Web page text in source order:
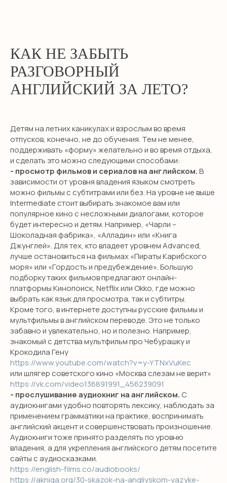
КАК НЕ ЗАБЫТЬ
РАЗГОВОРНЫЙ
АНГЛИЙСКИЙ ЗА ЛЕТО?
Детям на летних каникулах и взрослым во время
отпусков, конечно, не до обучения. Тем не менее,
поддерживать «форму» желательно и во время отдыха,
и сделать это можно следующими способами:
- просмотр фильмов и сериалов на английском.В
зависимости от уровня владения языком смотреть
можно фильмы с субтитрами или без. На уровне не выше
Intermediate стоит выбирать знакомое вам или
популярное кино с несложными диалогами, которое
будет интересно и детям. Например, «Чарли –
Шоколадная фабрика», «Алладин» или «Книга
Джунглей». Для тех, кто владеет уровнем Advanced,
лучше остановиться на фильмах «Пираты Карибского
моря» или «Гордость и предубеждение». Большую
подборку таких фильмов предлагают онлайн-
платформы Кинопоиск, Netflix или Okko, где можно
выбрать как язык для просмотра, так и субтитры.
Кроме того, в интернете доступны русские фильмы и
мультфильмы в английском переводе. Это не только
забавно и увлекательно, но и полезно. Например,
знакомый с детства мультфильм про Чебурашку и
Крокодила Гену
https://www.youtube.com/watch?v=y-YTNxVuKec
или шлягер советского кино «Москва слезам не верит»
https://vk.com/video136891991_456239091
- прослушивание аудиокниг на английском. С
аудиокнигами удобно повторять лексику, наблюдать за
применением грамматики на практике, воспринимать
английский акцент и совершенствовать произношение.
Аудиокниги тоже принято разделять по уровню
владения, а для укрепления английского детям посетите
сайты с аудиосказками.
https://english-films.co/audiobooks/
https://akniga.org/30-skazok-na-angliyskom-yazyke-